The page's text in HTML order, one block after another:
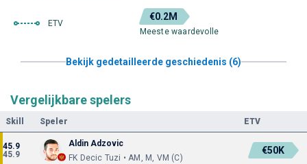
ETV
€0.2M
Meeste waardevolle
Bekijk gedetailleerde geschiedenis (6)
Vergelijkbare spelers
Skill Speler ETV
45.9
45.9
Aldin Adzovic
FK Decic Tuzi • AM, M, VM (C)
€50K